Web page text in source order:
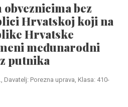
bez
Hrvatskoj koji na
Hrvatske
međunarodni
putnika
Davatelj: Porezna uprava, Klasa: 410-